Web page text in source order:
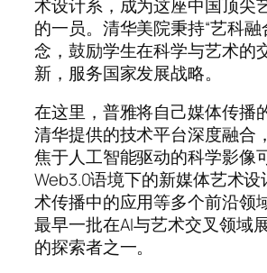
术设计系，成为这座中国顶尖
的一员。清华美院秉持“艺科融
念，鼓励学生在科学与艺术的
新，服务国家发展战略。
在这里，普雅将自己媒体传播
清华提供的技术平台深度融合
焦于人工智能驱动的科学影像
Web3.0语境下的新媒体艺术设
术传播中的应用等多个前沿领
最早一批在AI与艺术交叉领域
的探索者之一。